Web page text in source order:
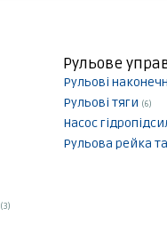
(3)
Рульове
Рульові
Рульові тяги (6)
Насос
Рульова рейка